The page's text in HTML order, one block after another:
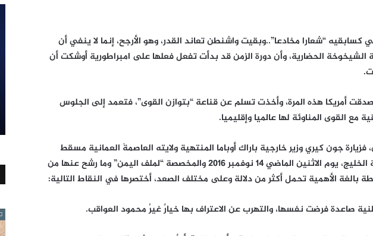
“شعارا مخادعا”..وبقيت واشنطن تعاند القدر، وهو الأرجح، إنما لا ينفي أن
الشيخوخة الحضارية، وأن دورة الزمن قد بدأت تفعل فعلها على امبراطورية أوشكت أن
أمريكا هذه المرة، وأخذت تسلم عن قناعة “بتوازن القوى”، فتعمد إلى الجلوس
مع القوى المناوئة لها عالميا وإقليميا.
جون كيري وزير خارجية باراك أوباما المنتهية ولايته العاصمةَ العمانية مسقط
الواقعة على زاوية الخليج، يوم الاثنين الماضي 14 نوفمبر 2016 والمخصصة “لملف اليمن” وما رشح عنها من
الأهمية تحمل أكثر من دلالة وعلى مختلف الصعد، أختصرها في النقاط التالية:
صاعدة فرضت نفسها، والتهرب عن الاعتراف بها خيارٌ غيرُ محمود العواقب.